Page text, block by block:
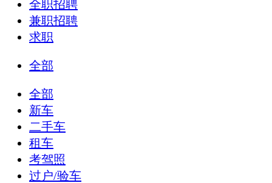
全职招聘
兼职招聘
求职
全部
全部
新车
二手车
租车
考驾照
过户/验车